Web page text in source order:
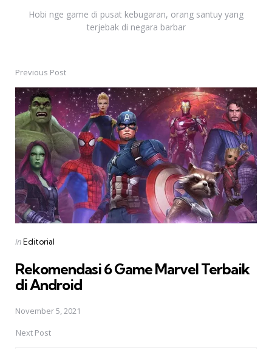
Hobi nge game di pusat kebugaran, orang santuy yang
terjebak di negara barbar
Post
navigation
Previous Post
Posted
inEditorial
Rekomendasi 6 Game Marvel Terbaik
di Android
November 5, 2021
Next Post